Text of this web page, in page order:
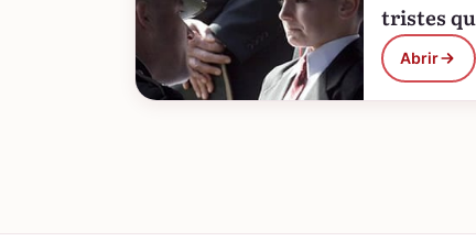
tristes
Abrir